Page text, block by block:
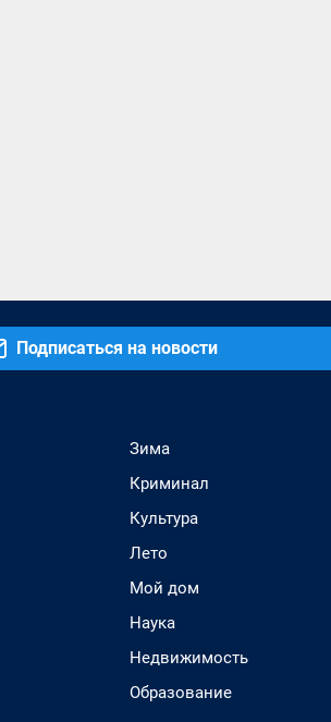
Подписаться на новости
Зима
Криминал
Культура
Лето
Мой дом
Наука
Недвижимость
Образование